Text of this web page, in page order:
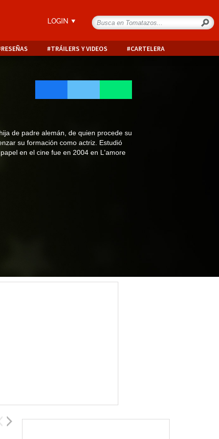
LOGIN
RESEÑAS TRÁILERS Y VIDEOS CARTELERA
de padre alemán, de quien procede su
su formación como actriz. Estudió
en el cine fue en 2004 en L'amore